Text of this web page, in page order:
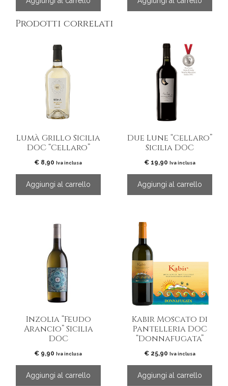
Prodotti correlati
Lumà Grillo Sicilia
DOC “Cellaro”
€ 8,90 Iva inclusa
Aggiungi al carrello
Due Lune “Cellaro”
Sicilia DOC
€19,90 Iva inclusa
Aggiungi al carrello
Inzolia “Feudo
Arancio” Sicilia
DOC
€ 9,90 Iva inclusa
Aggiungi al carrello
Kabir Moscato di
Pantelleria DOC
“Donnafugata”
€25,90 Iva inclusa
Aggiungi al carrello